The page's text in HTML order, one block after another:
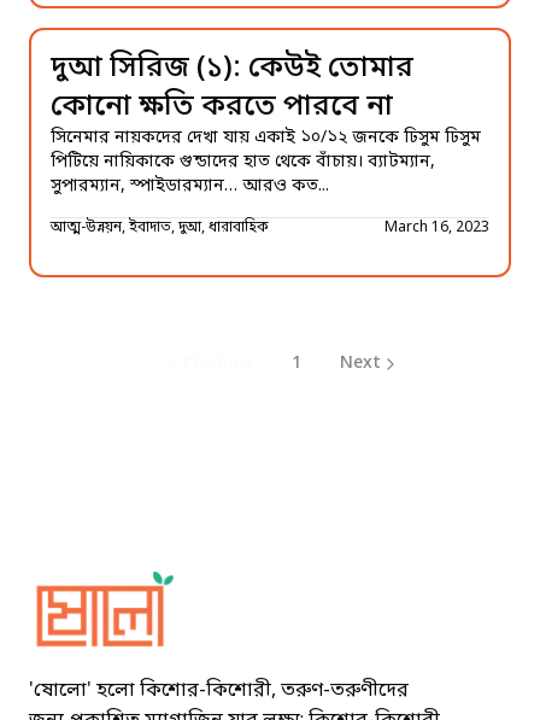
দুআ সিরিজ (১): কেউই তোমার
কোনো ক্ষতি করতে পারবে না
সিনেমার নায়কদের দেখা যায় একাই ১০/১২ জনকে ঢিসুম ঢিসুম
পিটিয়ে নায়িকাকে গুন্ডাদের হাত থেকে বাঁচায়। ব্যাটম্যান,
সুপারম্যান, স্পাইডারম্যান… আরও কত...
আত্ম-উন্নয়ন, ইবাদাত, দুআ, ধারাবাহিক March 16, 2023
1 Next
Sholo Magazine
'ষোলো' হলো কিশোর-কিশোরী, তরুণ-তরুণীদের